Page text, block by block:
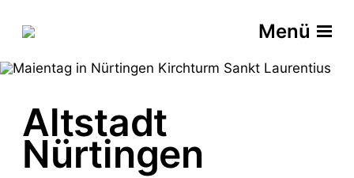
Menü
Altstadt
Nürtingen